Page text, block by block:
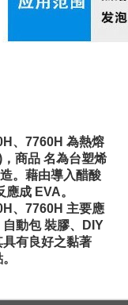
、7760H 為熱熔
商品 名為台塑烯
。藉由導入醋酸
成 EVA。
、7760H 主要應
動包 裝膠、DIY
有良好之黏著